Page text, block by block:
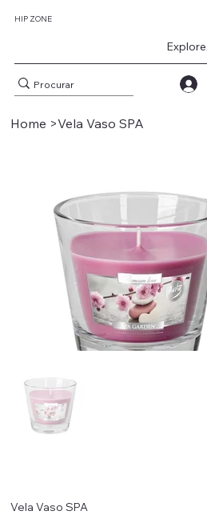
HIP ZONE
Home >Vela Vaso SPA
Vela Vaso SPA